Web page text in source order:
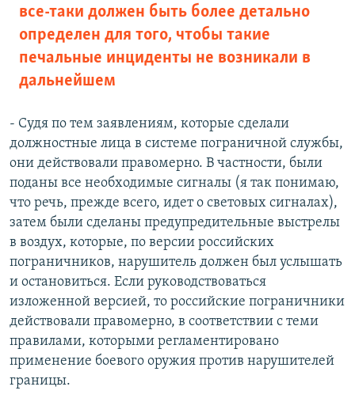
все-таки должен быть более детально
определен для того, чтобы такие
печальные инциденты не возникали в
дальнейшем
- Судя по тем заявлениям, которые сделали
должностные лица в системе пограничной службы,
они действовали правомерно. В частности, были
поданы все необходимые сигналы (я так понимаю,
что речь, прежде всего, идет о световых сигналах),
затем были сделаны предупредительные выстрелы
в воздух, которые, по версии российских
пограничников, нарушитель должен был услышать
и остановиться. Если руководствоваться
изложенной версией, то российские пограничники
действовали правомерно, в соответствии с теми
правилами, которыми регламентировано
применение боевого оружия против нарушителей
границы.